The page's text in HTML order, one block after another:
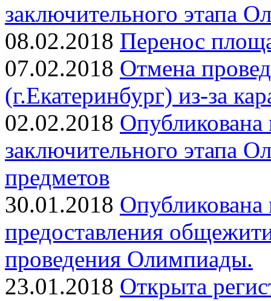
заключительного этапа
08.02.2018 Перенос
07.02.2018 Отмена
(г.Екатеринбург) из-за
02.02.2018
заключительного этапа
предметов
30.01.2018
предоставления
проведения Олимпиады.
23.01.2018 Открыта